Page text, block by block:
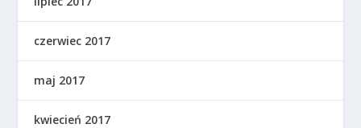
czerwiec 2017
maj 2017
kwiecień 2017